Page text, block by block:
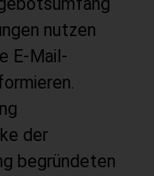
nutzen
E-Mail-
der
begründeten